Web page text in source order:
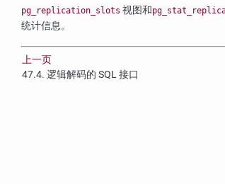
pg_replication_slots 视图和
统计信息。
上一页
47.4. 逻辑解码的 SQL接口